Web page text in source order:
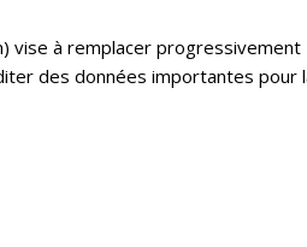
vise à remplacer progressivement
des données importantes pour